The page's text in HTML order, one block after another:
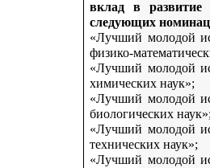
вклад в развитие
следующих
«Лучший молодой
физико-
«Лучший молодой
химических наук»;
«Лучший молодой
биологических
«Лучший молодой
технических наук»;
«Лучший молодой